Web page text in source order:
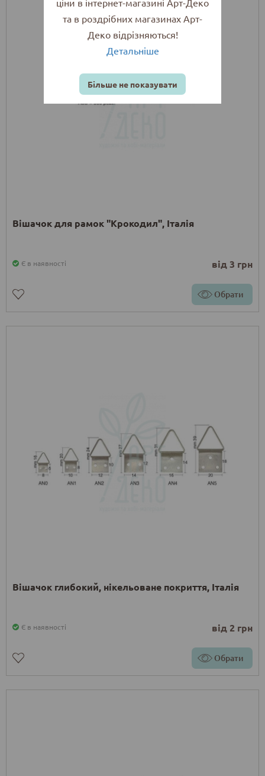
Вішачок для рамок "Крокодил", Італія
Є в наявності від 3 грн
Обрати
Вішачок глибокий, нікельоване покриття, Італія
Є в наявності від 2 грн
Обрати
ціни в інтернет-магазині Арт-Деко
та в роздрібних магазинах Арт-
Деко відрізняються!
Детальніше
Більше не показувати